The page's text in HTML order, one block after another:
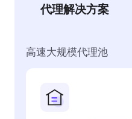
代理解决方案
高速大规模代理池